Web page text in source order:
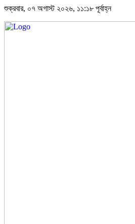
শুক্রবার, ০৭ অগাস্ট ২০২৬, ১১:১৮ পূর্বাহ্ন